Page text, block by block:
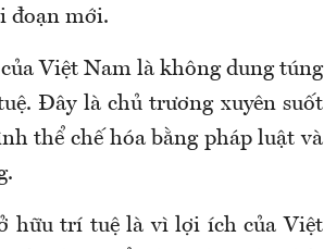
đoạn mới.
Việt Nam là không dung túng
Đây là chủ trương xuyên suốt
thể chế hóa bằng pháp luật và
hữu trí tuệ là vì lợi ích của Việt